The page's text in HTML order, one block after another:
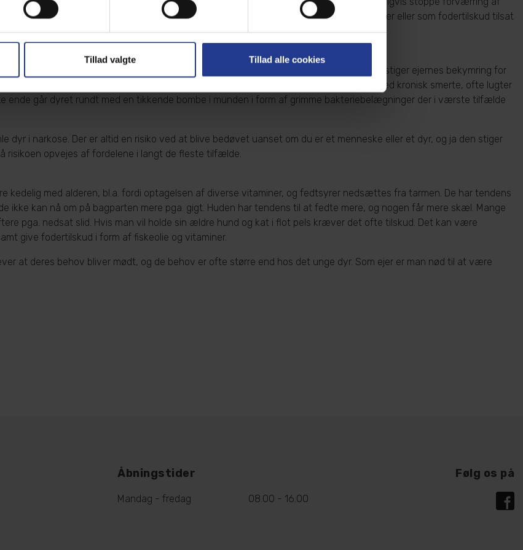
Tillad valgte Tillad alle cookies
ældre hunde og katte bedres væsentligt alene på ledfoder, enten som et færdigt tørfoder eller som fodertilskud tilsat
kiropraktiske behandlinger, massage mm.
i en ung alder. Når dyret skal tandrenses, sker det i fuld narkose. Når dyret bliver ældre stiger ejernes bekymring for
ikke længere får tandrenset hunden eller katten stiger risikoen for tandlidelser og dermed kronisk smerte, ofte lugter
går dyret rundt med en tikkende bombe i munden i form af grimme bakteriebelægninger der i værste tilfælde
dyr i narkose. Der er altid en risiko ved at blive bedøvet uanset om du er et menneske eller et dyr, og ja den stiger
risikoen opvejes af fordelene i langt de fleste tilfælde.
kedelig med alderen, bl.a. fordi optagelsen af diverse vitaminer, og fedtsyrer nedsættes fra tarmen. De har tendens
kan nå om på bagparten mere pga. gigt. Huden har tendens til at fedte mere, og nogen får mere skæl. Mange
pga. nedsat slid. Hvis man vil holde sin ældre hund og kat i flot pels kræver det ofte tilskud. Det kan være
give fodertilskud i form af fiskeolie og vitaminer.
at deres behov bliver mødt, og de behov er ofte større end hos det unge dyr. Som ejer er man nød til at være
Åbningstider
Mandag - fredag 08.00 - 16.00
Følg os på